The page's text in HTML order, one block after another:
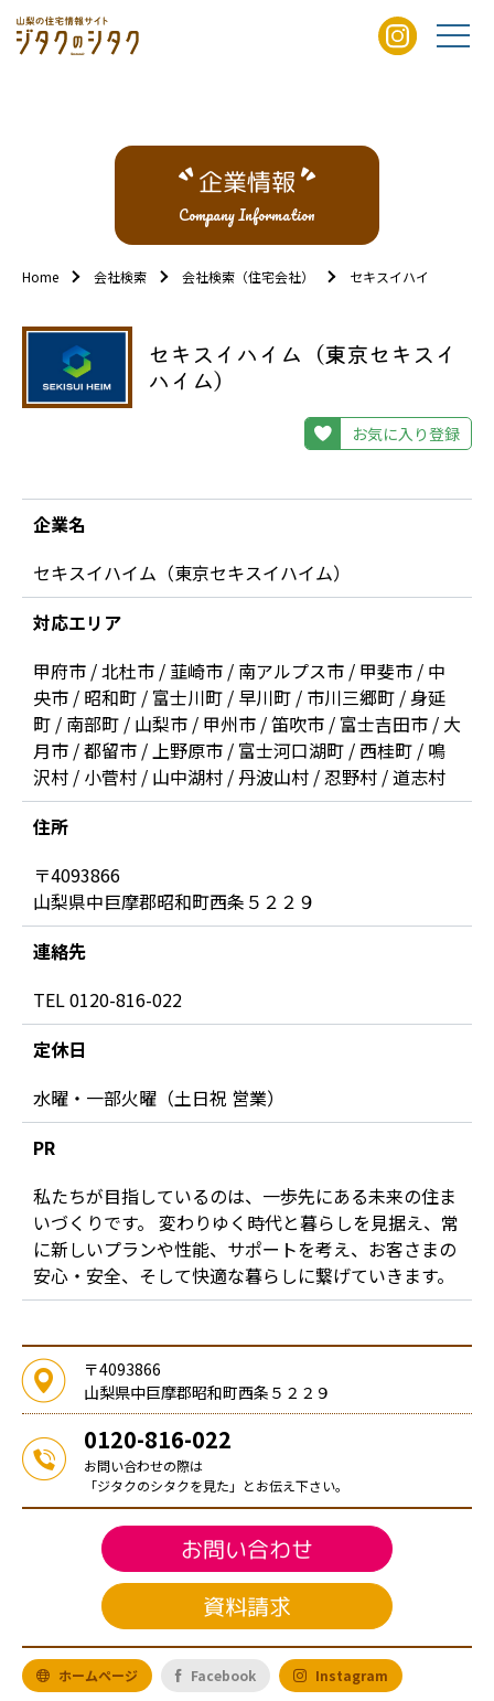
企業情報
Company Information
Home 会社検索 会社検索（住宅会社） セキスイハイム（東京
セキスイハイム（東京セキスイ
ハイム）
お気に入り登録
企業名
セキスイハイム（東京セキスイハイム）
対応エリア
甲府市 / 北杜市 / 韮崎市 / 南アルプス市 / 甲斐市 / 中
央市 / 昭和町 / 富士川町 / 早川町 / 市川三郷町 / 身延
町 / 南部町 / 山梨市 / 甲州市 / 笛吹市 / 富士吉田市 / 大
月市 / 都留市 / 上野原市 / 富士河口湖町 / 西桂町 / 鳴
沢村 / 小菅村 / 山中湖村 / 丹波山村 / 忍野村 / 道志村
住所
〒4093866
山梨県中巨摩郡昭和町西条５２２９
連絡先
TEL 0120-816-022
定休日
水曜・一部火曜（土日祝 営業）
PR
私たちが目指しているのは、一歩先にある未来の住ま
いづくりです。 変わりゆく時代と暮らしを見据え、常
に新しいプランや性能、サポートを考え、お客さまの
安心・安全、そして快適な暮らしに繋げていきます。
〒4093866
山梨県中巨摩郡昭和町西条５２２９
0120-816-022
お問い合わせの際は
「ジタクのシタクを見た」とお伝え下さい。
お問い合わせ
資料請求
ホームページ Facebook Instagram